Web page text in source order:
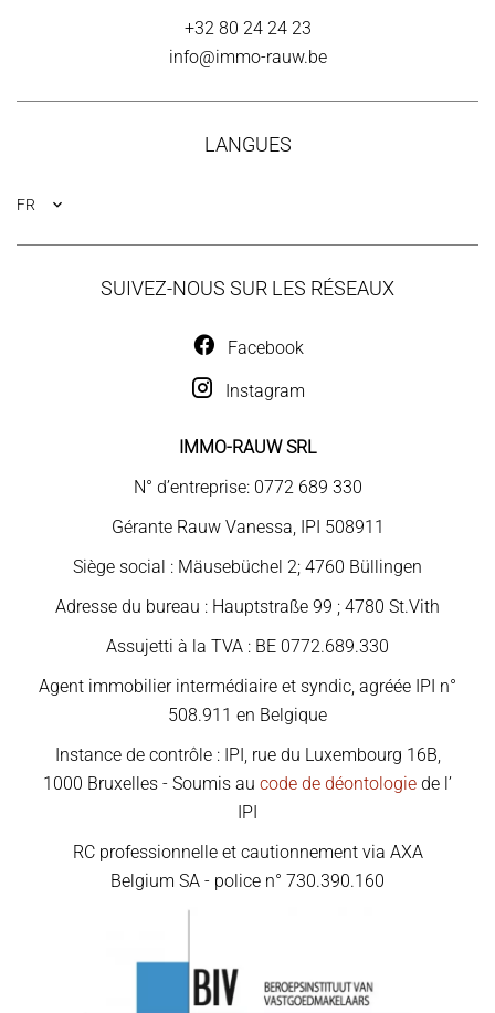
+32 80 24 24 23
info@immo-rauw.be
LANGUES
FR
SUIVEZ-NOUS SUR LES RÉSEAUX
Facebook
Instagram
IMMO-RAUW SRL
N° d’entreprise: 0772 689 330
Gérante Rauw Vanessa, IPI 508911
Siège social : Mäusebüchel 2; 4760 Büllingen
Adresse du bureau : Hauptstraße 99 ; 4780 St.Vith
Assujetti à la TVA : BE 0772.689.330
Agent immobilier intermédiaire et syndic, agréée IPI n°
508.911 en Belgique
Instance de contrôle : IPI, rue du Luxembourg 16B,
1000 Bruxelles - Soumis au code de déontologie de l’
IPI
RC professionnelle et cautionnement via AXA
Belgium SA - police n° 730.390.160